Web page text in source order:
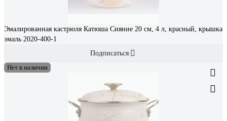
Эмалированная кастрюля Катюша Сияние 20 см, 4 л, красный, крышка
эмаль 2020-400-1
Подписаться
Нет в наличии